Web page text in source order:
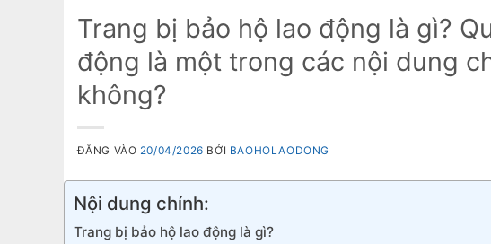
Trang bị bảo hộ lao động là gì?
động là một trong các nội dung
không?
ĐĂNG VÀO 20/04/2026 BỞI BAOHOLAODONG
Nội dung chính:
Trang bị bảo hộ lao động là gì?